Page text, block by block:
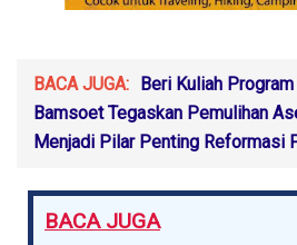
BACA JUGA:
Beri Kuliah
Bamsoet Tegaskan Pemulihan
Menjadi Pilar Penting Reformasi
BACA JUGA